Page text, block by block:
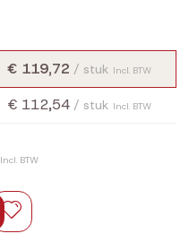
€ 119,72 / stuk Incl. BTW
€ 112,54 / stuk Incl. BTW
Incl. BTW